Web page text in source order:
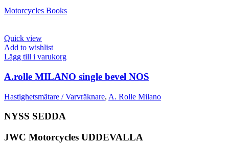
Motorcycles Books
Quick view
Add to wishlist
Lägg till i varukorg
A.rolle MILANO single bevel NOS
Hastighetsmätare / Varvräknare, A. Rolle Milano
NYSS SEDDA
JWC Motorcycles UDDEVALLA